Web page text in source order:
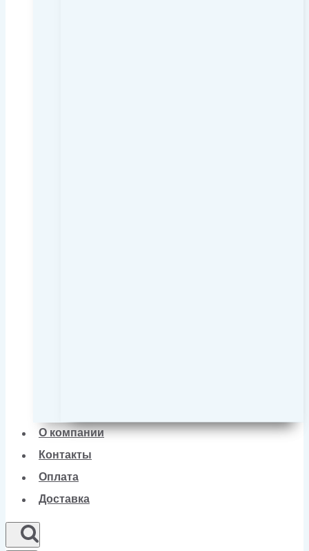
О компании
Контакты
Оплата
Доставка